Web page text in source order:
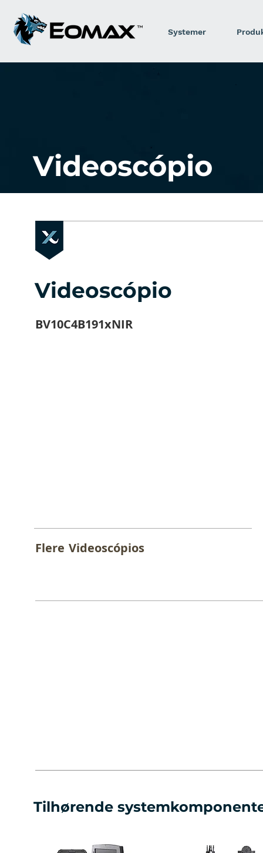
Systemer
Videoscópio
Videoscópio
BV10C4B191xNIR
Flere Videoscópios
Tilhørende